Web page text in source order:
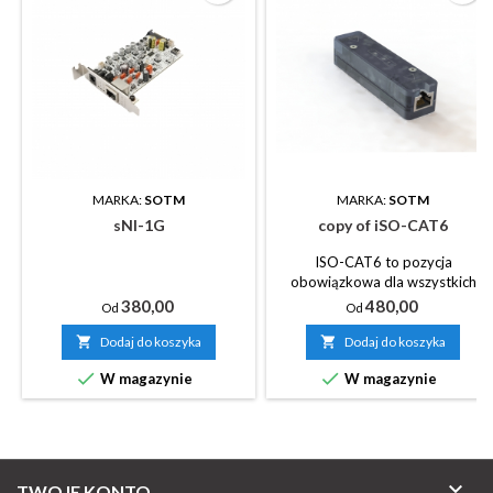
MARKA: SOTM
sNI-1G
Od Cena
380,00
 Dodaj do koszyka
 W magazynie
MARKA: SOTM
copy of iSO-CAT6
ISO-CAT6 to pozycja
obowiązkowa dla wszystkich
systemów audio korzystających
z portu LAN, niezależnie od ceny i
wartości każdego systemu audio.
Ponadto lepsza poprawa
dźwięku zostanie uzyskana, jeśli
użyjesz iSO-CAT6 razem z dCBL-
technologii SOtM.
OdCena
480,00
 Dodaj do koszyka
 W magazynie